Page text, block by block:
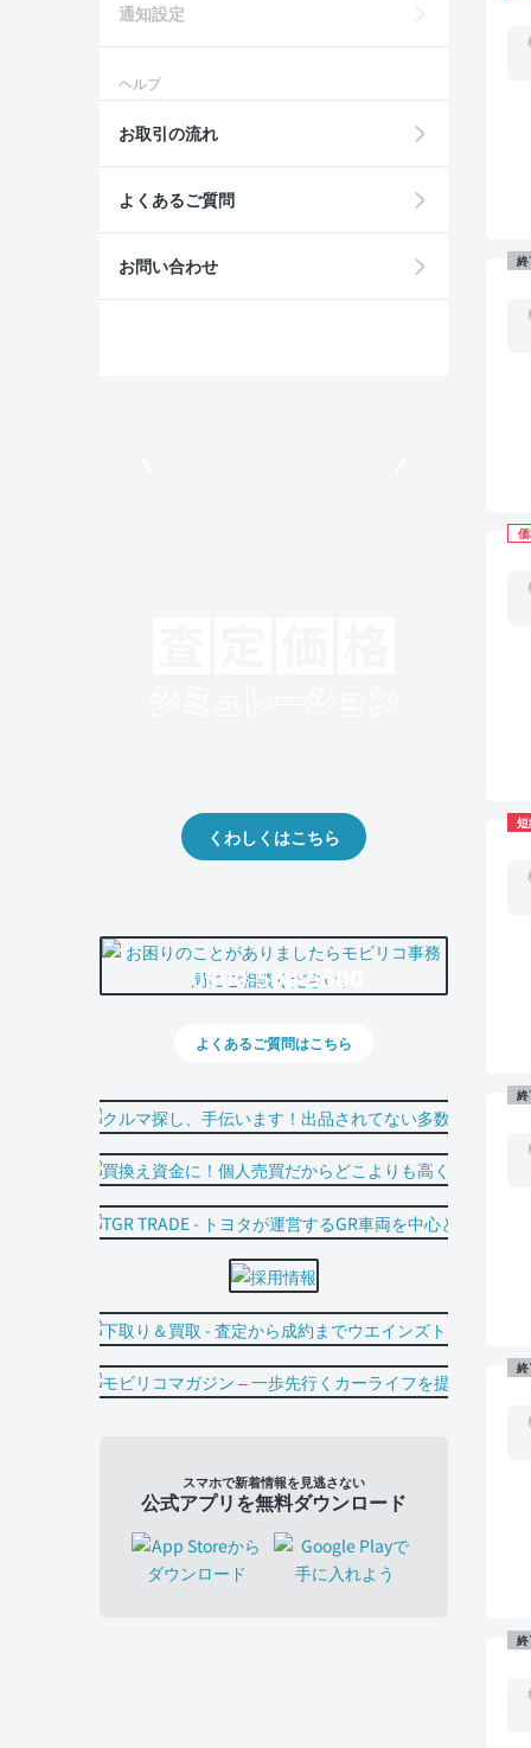
通知設定
ヘルプ
お取引の流れ
よくあるご質問
お問い合わせ
くわしくはこちら
0800-500-5500
よくあるご質問はこちら
スマホで新着情報を見逃さない
公式アプリを無料ダウンロード